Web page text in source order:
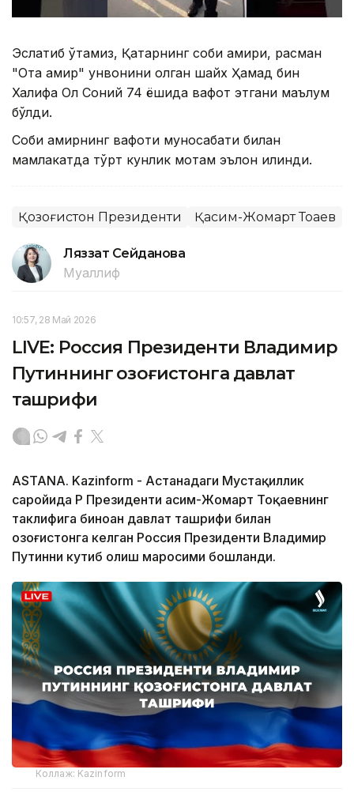
Эслатиб ўтамиз, Қатарнинг собиқ амири, расман
"Ота амир" унвонини олган шайх Ҳамад бин
Халифа Ол Соний 74 ёшида вафот этгани маълум
бўлди.
Собиқ амирнинг вафоти муносабати билан
мамлакатда тўрт кунлик мотам эълон қилинди.
Қозоғистон Президенти Қасим-Жомарт Тоқаев
Ляззат Сейданова
Муаллиф
10:57, 28 Май 2026
LIVE: Россия Президенти Владимир
Путиннинг Қозоғистонга давлат
ташрифи
ASTANA. Kazinform - Астанадаги Мустақиллик
саройида ҚР Президенти Қасим-Жомарт Тоқаевнинг
таклифига биноан давлат ташрифи билан
Қозоғистонга келган Россия Президенти Владимир
Путинни кутиб олиш маросими бошланди.
Коллаж: Kazinform